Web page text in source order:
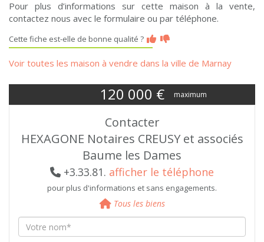
Pour plus d’informations sur cette maison à la vente,
contactez nous avec le formulaire ou par téléphone.
Cette fiche est-elle de bonne qualité ?
Voir toutes les maison à vendre dans la ville de Marnay
120 000 € maximum
Contacter
HEXAGONE Notaires CREUSY et associés
Baume les Dames
+3.33.81. afficher le téléphone
pour plus d'informations et sans engagements.
Tous les biens